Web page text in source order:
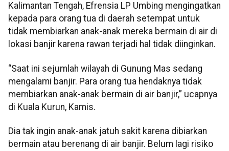
Kalimantan Tengah, Efrensia LP Umbing mengingatkan
kepada para orang tua di daerah setempat untuk
tidak membiarkan anak-anak mereka bermain di air di
lokasi banjir karena rawan terjadi hal tidak diinginkan.
“Saat ini sejumlah wilayah di Gunung Mas sedang
mengalami banjir. Para orang tua hendaknya tidak
membiarkan anak-anak bermain di air banjir,” ucapnya
di Kuala Kurun, Kamis.
Dia tak ingin anak-anak jatuh sakit karena dibiarkan
bermain atau berenang di air banjir. Belum lagi risiko